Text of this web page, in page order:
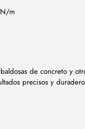
m
de concreto y
precisos y